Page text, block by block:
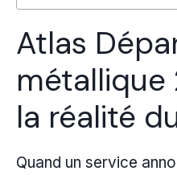
Atlas
métallique
la réalité
Quand un service